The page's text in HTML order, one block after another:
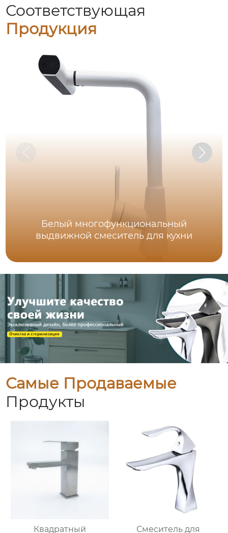
Соответствующая
Продукция
Белый многофункциональный
выдвижной смеситель для кухни
Самые Продаваемые
Продукты
Квадратный Смеситель для